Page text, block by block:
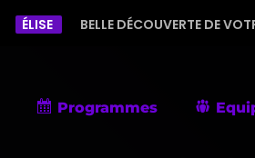
BELLE DÉCOUVERTE DE VOTRE
Programmes